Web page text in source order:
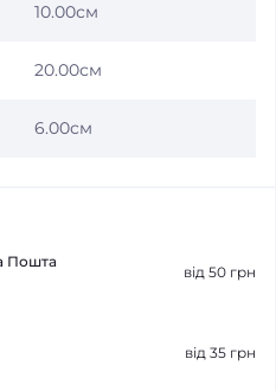
10.00см
20.00см
6.00см
Пошта
від 50 грн
від 35 грн